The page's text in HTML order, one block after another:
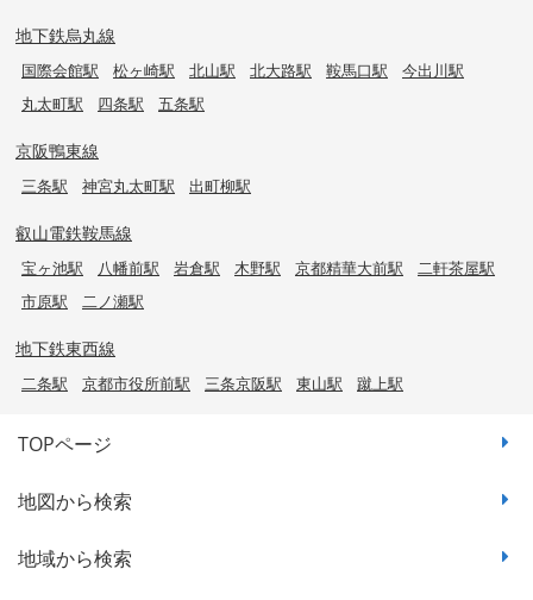
地下鉄烏丸線
国際会館駅 松ヶ崎駅 北山駅 北大路駅 鞍馬口駅
今出川駅
丸太町駅
四条駅 五条駅
京阪鴨東線
三条駅 神宮丸太町駅 出町柳駅
叡山電鉄鞍馬線
宝ヶ池駅 八幡前駅 岩倉駅 木野駅 京都精華大前駅
二軒茶屋駅
市原駅
二ノ瀬駅
地下鉄東西線
二条駅 京都市役所前駅 三条京阪駅 東山駅 蹴上駅
TOPページ
地図から検索
地域から検索